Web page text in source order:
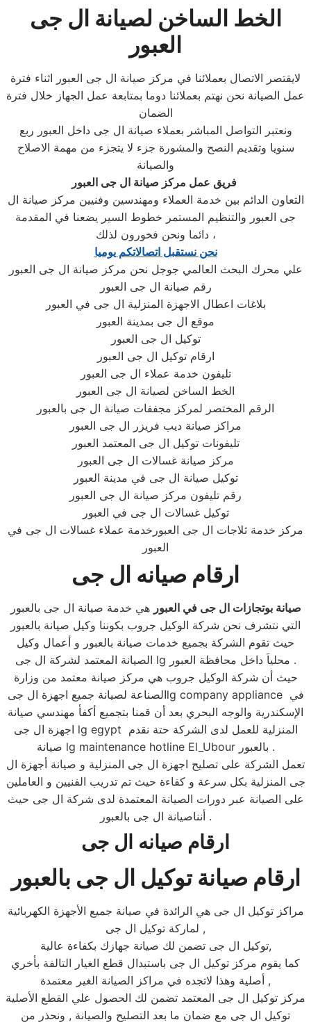
الخط الساخن لصيانة ال جى
العبور
لايقتصر الاتصال بعملائنا في مركز صيانة ال جى العبور اثناء فترة
عمل الصيانة نحن نهتم بعملائنا دوما بمتابعة عمل الجهاز خلال فترة
الضمان
ونعتبر التواصل المباشر بعملاء صيانة ال جى داخل العبور ربع
سنويا وتقديم النصح والمشورة جزء لا يتجزء من مهمة الاصلاح
والصيانة
فريق عمل مركز صيانة
التعاون الدائم بين خدمة العملاء ومهندسين وفنيين مركز صيانة ال
جى العبور والتنظيم المستمر خطوط السير يضعنا في المقدمة
دائما ونحن فخورون لذلك ،
نحن نستقبل اتصالاتكم يوميا
علي محرك البحث العالمي جوجل نحن مركز صيانة ال جى العبور
رقم صيانة ال جى العبور
بلاغات اعطال الاجهزة المنزلية ال جى في العبور
موقع ال جى بمدينة العبور
توكيل ال جى العبور
ارقام توكيل ال جى العبور
تليفون خدمة عملاء ال جى العبور
الخط الساخن لصيانة ال جى العبور
الرقم المختصر لمركز مجففات صيانة ال جى بالعبور
مراكز صيانة ديب فريزر ال جى العبور
تليفونات توكيل ال جى المعتمد العبور
مركز صيانة غسالات ال جى العبور
توكيل صيانة ال جى في مدينة العبور
رقم تليفون مركز صيانة ال جى العبور
توكيل غسالات ال جى في العبور
مركز خدمة ثلاجات ال جى العبورخدمة عملاء غسالات ال جى في
العبور
ارقام صيانه ال جى
صيانة بوتجازاتال جى في العبور هي خدمة صيانة ال جى بالعبور
التي نتشرف نحن شركة الوكيل جروب بكوننا وكيل صيانة بالعبور
حيث تقوم الشركة بجميع خدمات صيانة بالعبور و أعمال وكيل
الصيانة المعتمد لشركة ال جى lg محلياَ داخل محافظة العبور .
حيث أن شركة الوكيل جروب هي مركز صيانة معتمد من وزارة
الصناعة لصيانة جميع اجهزة ال جىlg company appliance في
الإسكندرية والوجه البحري بعد أن قمنا بتجميع أكفأ مهندسي صيانة
اجهزة ال جى lg egypt المنزلية للعمل لدى الشركة حتة نقدم
صيانة lg maintenance hotline El_Ubour بالعبور .
تعمل الشركة على تصليح اجهزة ال جى المنزلية و صيانة أجهزة ال
جى المنزلية بكل سرعة و كفاءة حيث تم تدريب الفنيين و العاملين
على الصيانة عبر دورات الصيانة المعتمدة لدى شركة ال جى حيث
أنناصيانة ال جى بالعبور .
ارقام صيانه ال جى
ارقام صيانة توكيل ال جى بالعبور
مراكز توكيل ال جى هي الرائدة في صيانة جميع الأجهزة الكهربائية
لماركة توكيل ال جى ,
توكيل ال جى تضمن لك صيانة جهازك بكفاءة عالية,
كما يقوم مركز توكيل ال جى باستبدال قطع الغيار التالفة بأخري
أصلية وهذا لاتجده في مراكز الصيانة الغير معتمدة ,
مركز توكيل ال جى المعتمد تضمن لك الحصول علي القطع الأصلية
توكيل ال جى مع ضمان ما بعد التصليح والصيانة , ونحذر من